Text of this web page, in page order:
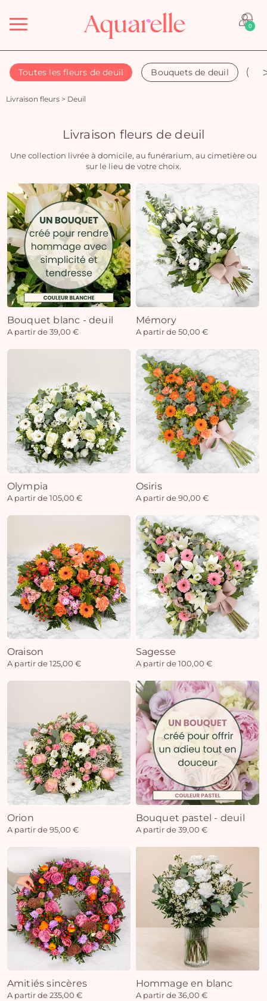
Menu 0
Toutes les fleurs de deuil Bouquets de deuil
Livraison fleurs > Deuil
Livraison fleurs de deuil
Une collection livrée à domicile, au funérarium, au cimetière ou
sur le lieu de votre choix.
Bouquet blanc - deuil
A partir de 39,00 €
Mémory
A partir de 50,00 €
Olympia
A partir de 105,00 €
Osiris
A partir de 90,00 €
Oraison
A partir de 125,00 €
Sagesse
A partir de 100,00 €
Orion
A partir de 95,00 €
Bouquet pastel - deuil
A partir de 39,00 €
Amitiés sincères
A partir de 235,00 €
Hommage en blanc
A partir de 36,00 €